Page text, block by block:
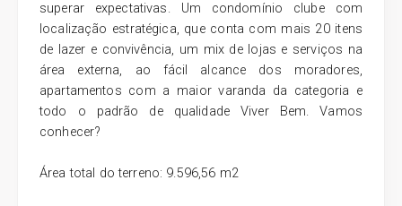
superar expectativas. Um condomínio clube com
localização estratégica, que conta com mais 20 itens
de lazer e convivência, um mix de lojas e serviços na
área externa, ao fácil alcance dos moradores,
apartamentos com a maior varanda da categoria e
todo o padrão de qualidade Viver Bem. Vamos
conhecer?
Área total do terreno: 9.596,56 m2